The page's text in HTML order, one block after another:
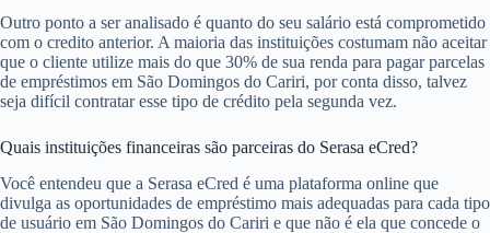
Outro ponto a ser analisado é quanto do seu salário está comprometido
com o credito anterior. A maioria das instituições costumam não aceitar
que o cliente utilize mais do que 30% de sua renda para pagar parcelas
de empréstimos em São Domingos do Cariri, por conta disso, talvez
seja difícil contratar esse tipo de crédito pela segunda vez.
Quais instituições financeiras são parceiras do Serasa eCred?
Você entendeu que a Serasa eCred é uma plataforma online que
divulga as oportunidades de empréstimo mais adequadas para cada tipo
de usuário em São Domingos do Cariri e que não é ela que concede o